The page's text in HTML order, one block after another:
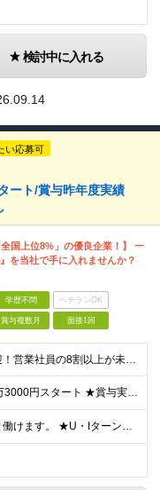
検討中に入れる
い応募可
ート/賞与昨年度実績
全国上位8%」の優良企業！】 一
を当社で手に入れませんか？
学歴不問 ベテランOK
賞与複数月 面接1回
★未経験の方、大歓迎！営業社員の8割以上が未経験スタートです。 ■学歴不問 ■32歳以下の方（若年層の長期キャリア形成のため） ■第二新卒／社会人経験不問 ＼こんな方を歓迎します！／ □チームで協力
★未経験でも月給31万3000円スタート ★賞与実績7.78ヶ月分（昨年度） 月給31万3000円～36万5000円（一律営業手当含む）＋販売奨励金＋賞与年2回 ☆入社1～3年目では最高月収40万～
希望のエリアでずっと働けます。 ★U・Iターン大歓迎！ ★特に「岡山・広島・福岡・名古屋・横浜」は採用強化中です！ 【東北】 ■東北支店 宮城県仙台市若林区卸町2-1-19 【関東】 ■横浜営業所